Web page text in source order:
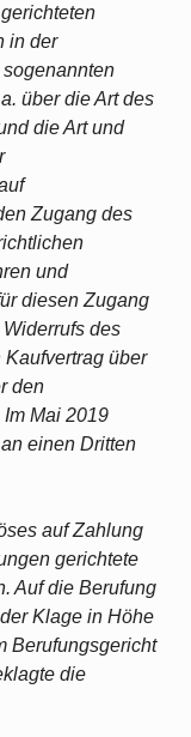
in der
über die Art des
die Art und
Zugang des
und
diesen Zugang
des
über
den
Mai 2019
einen Dritten
auf Zahlung
gerichtete
Auf die Berufung
Klage in Höhe
Berufungsgericht
die